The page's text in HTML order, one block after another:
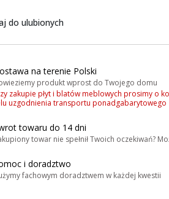
do ulubionych
na terenie Polski
produkt wprost do Twojego domu
zakupie płyt i blatów meblowych prosimy o
uzgodnienia transportu ponadgabarytowego
towaru do 14 dni
towar nie spełnił Twoich oczekiwań?
i doradztwo
fachowym doradztwem w każdej kwestii